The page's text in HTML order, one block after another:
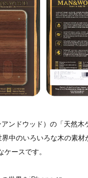
ンドウッド）の「天然木
中のいろいろな木の素材
ースです。